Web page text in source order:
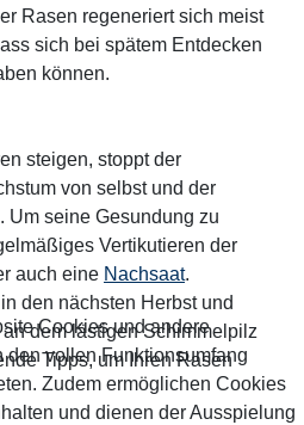
Rasen regeneriert sich meist
sich bei spätem Entdecken
können.
steigen, stoppt der
von selbst und der
Um seine Gesundung zu
Vertikutieren der
auch eine Nachsaat.
den nächsten Herbst und
dem lästigen Schimmelpilz
Tipps, um Ihren Rasen
Cookies und andere
den vollen Funktionsumfang
Zudem ermöglichen Cookies
und dienen der Ausspielung